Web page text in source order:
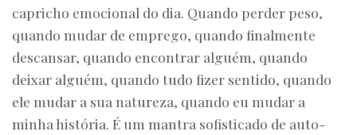
capricho emocional do dia. Quando perder peso,
quando mudar de emprego, quando finalmente
descansar, quando encontrar alguém, quando
deixar alguém, quando tudo fizer sentido, quando
ele mudar a sua natureza, quando eu mudar a
minha história. É um mantra sofisticado de auto-